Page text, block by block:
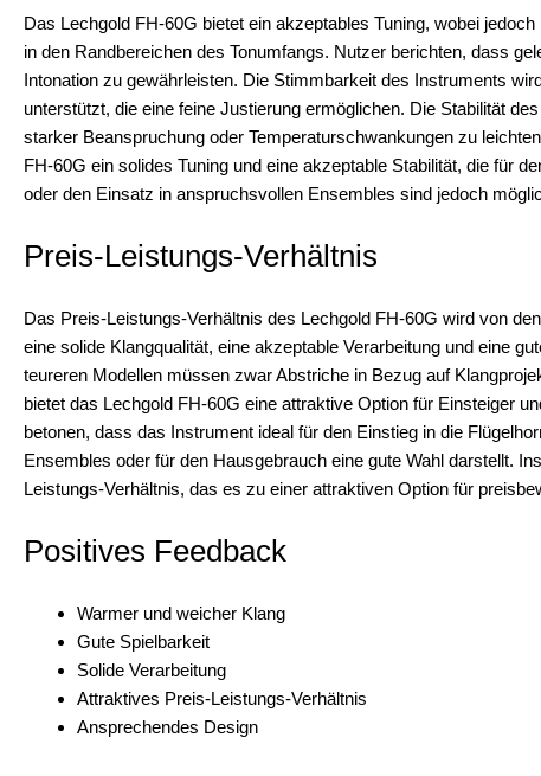
Das Lechgold FH-60G bietet ein akzeptables Tuning, wobei
in den Randbereichen des Tonumfangs. Nutzer berichten, dass
Intonation zu gewährleisten. Die Stimmbarkeit des Instruments
unterstützt, die eine feine Justierung ermöglichen. Die Stabilität
starker Beanspruchung oder Temperaturschwankungen zu
FH-60G ein solides Tuning und eine akzeptable Stabilität, die für
oder den Einsatz in anspruchsvollen Ensembles sind jedoch
Preis-Leistungs-Verhältnis
Das Preis-Leistungs-Verhältnis des Lechgold FH-60G wird von
eine solide Klangqualität, eine akzeptable Verarbeitung und eine
teureren Modellen müssen zwar Abstriche in Bezug auf
bietet das Lechgold FH-60G eine attraktive Option für Einsteiger
betonen, dass das Instrument ideal für den Einstieg in die
Ensembles oder für den Hausgebrauch eine gute Wahl darstellt.
Leistungs-Verhältnis, das es zu einer attraktiven Option für
Positives Feedback
Warmer und weicher Klang
Gute Spielbarkeit
Solide Verarbeitung
Attraktives Preis-Leistungs-Verhältnis
Ansprechendes Design